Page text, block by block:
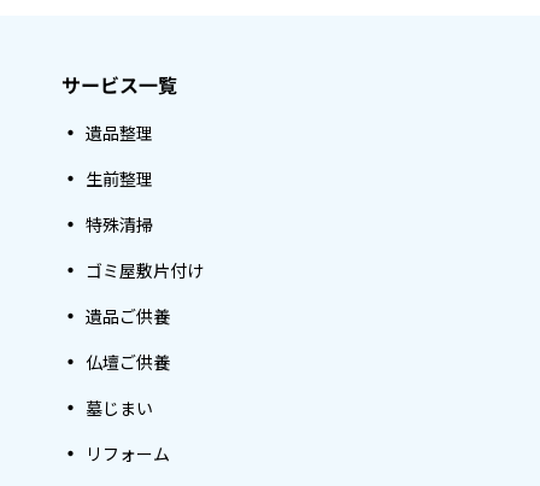
サービス一覧
遺品整理
生前整理
特殊清掃
ゴミ屋敷片付け
遺品ご供養
仏壇ご供養
墓じまい
リフォーム